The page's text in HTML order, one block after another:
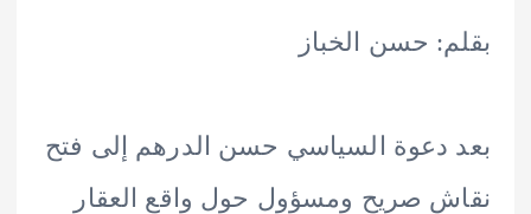
حسن الخباز
دعوة السياسي حسن الدرهم إلى فتح
صريح ومسؤول حول واقع العقار